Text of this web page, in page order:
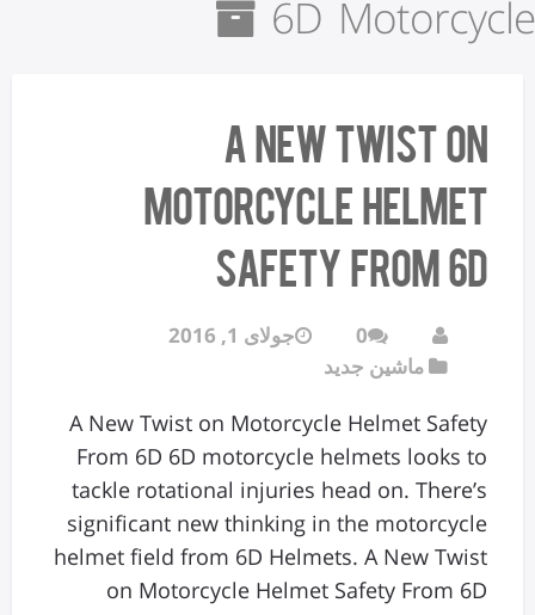
6D Motorcycle
A New Twist on
Motorcycle Helmet
Safety From 6D
0
جولای 1, 2016
ماشین جدید
A New Twist on Motorcycle Helmet Safety
From 6D 6D motorcycle helmets looks to
tackle rotational injuries head on. There’s
significant new thinking in the motorcycle
helmet field from 6D Helmets. A New Twist
on Motorcycle Helmet Safety From 6D